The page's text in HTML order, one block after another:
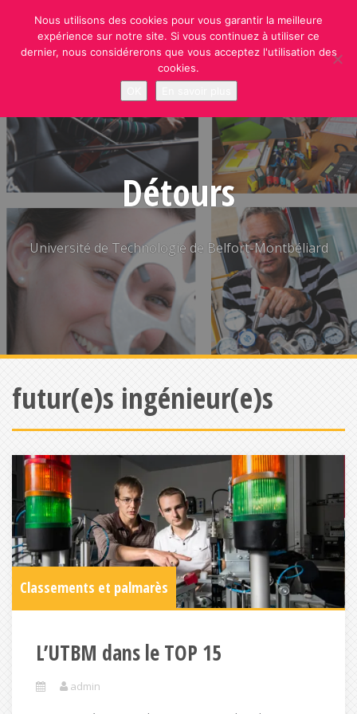
content
Détours
Université de Technologie de Belfort-Montbéliard
futur(e)s ingénieur(e)s
Classements et palmarès
L’UTBM dans le TOP 15
admin
Nous utilisons des cookies pour vous garantir la meilleure
expérience sur notre site. Si vous continuez à utiliser ce
dernier, nous considérerons que vous acceptez l'utilisation des
cookies.